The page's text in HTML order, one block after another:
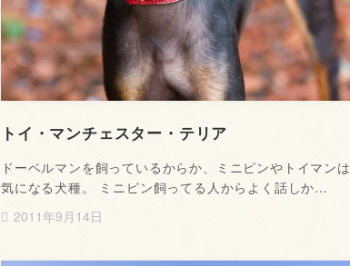
トイ・マンチェスター・テリア
ドーベルマンを飼っているからか、ミニピンやトイマンは
気になる犬種。 ミニピン飼ってる人からよく話しか…
2011年9月14日